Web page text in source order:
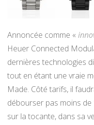
Annoncée comme «
Heuer Connected
dernières technologies
tout en étant une vraie
Made. Côté tarifs, il
débourser pas moins
sur la tocante, dans sa